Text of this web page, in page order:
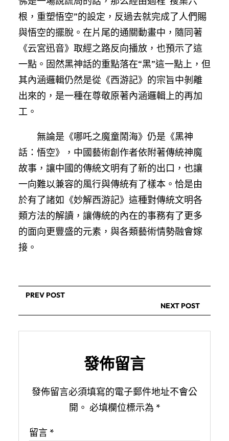
根，重塑悟空”的設定，反過去就完成了人們賜
與悟空的擺脫。在片尾的通關動畫中，隨同著
《云宮迅音》取經之路反向播放，也預示了這
一點。固然黑神話的重點落在“黑”這一點上，但
其內涵邏輯仍然是從《西游記》的宗旨中剝離
出來的，是一種在尊敬原著內涵邏輯上的再加
工。
無論是《哪吒之魔童鬧海》仍是《黑神
話：悟空》，中國藝術創作者依附著傳統神魔
故事，讓中國的傳統文明有了新的出口，也讓
一向難以兼容的風行與傳統有了樣本。恰是由
於有了諸如《妙解西游記》這種對傳統文明各
類方法的解讀，讓傳統的內在的事務有了更多
的面向更豐盛的元素，與各類藝術情勢融會嫁
接。
PREV POST
NEXT POST
發佈留言
發佈留言必須填寫的電子郵件地址不會公
開。 必填欄位標示為 *
留言 *